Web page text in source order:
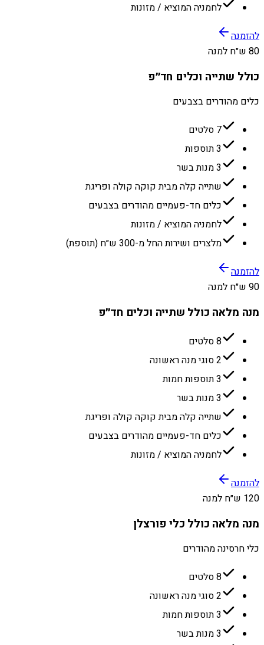
לחמניה המוציא / מזונות
להזמנה
80 ש״ח למנה
כולל שתייה וכלים חד״פ
כלים מהודרים בצבעים
7 סלטים
3 תוספות
3 מנות בשר
שתייה קלה מבית קוקה קולה ופריגת
כלים חד-פעמיים מהודרים בצבעים
לחמניה המוציא / מזונות
מלצרים ושירות החל מ-300 ש״ח (תוספת)
להזמנה
90 ש״ח למנה
מנה מלאה כולל שתייה וכלים חד״פ
8 סלטים
2 סוגי מנה ראשונה
3 תוספות חמות
3 מנות בשר
שתייה קלה מבית קוקה קולה ופריגת
כלים חד-פעמיים מהודרים בצבעים
לחמניה המוציא / מזונות
להזמנה
120 ש״ח למנה
מנה מלאה כולל כלי פורצלן
כלי חרסינה מהודרים
8 סלטים
2 סוגי מנה ראשונה
3 תוספות חמות
3 מנות בשר